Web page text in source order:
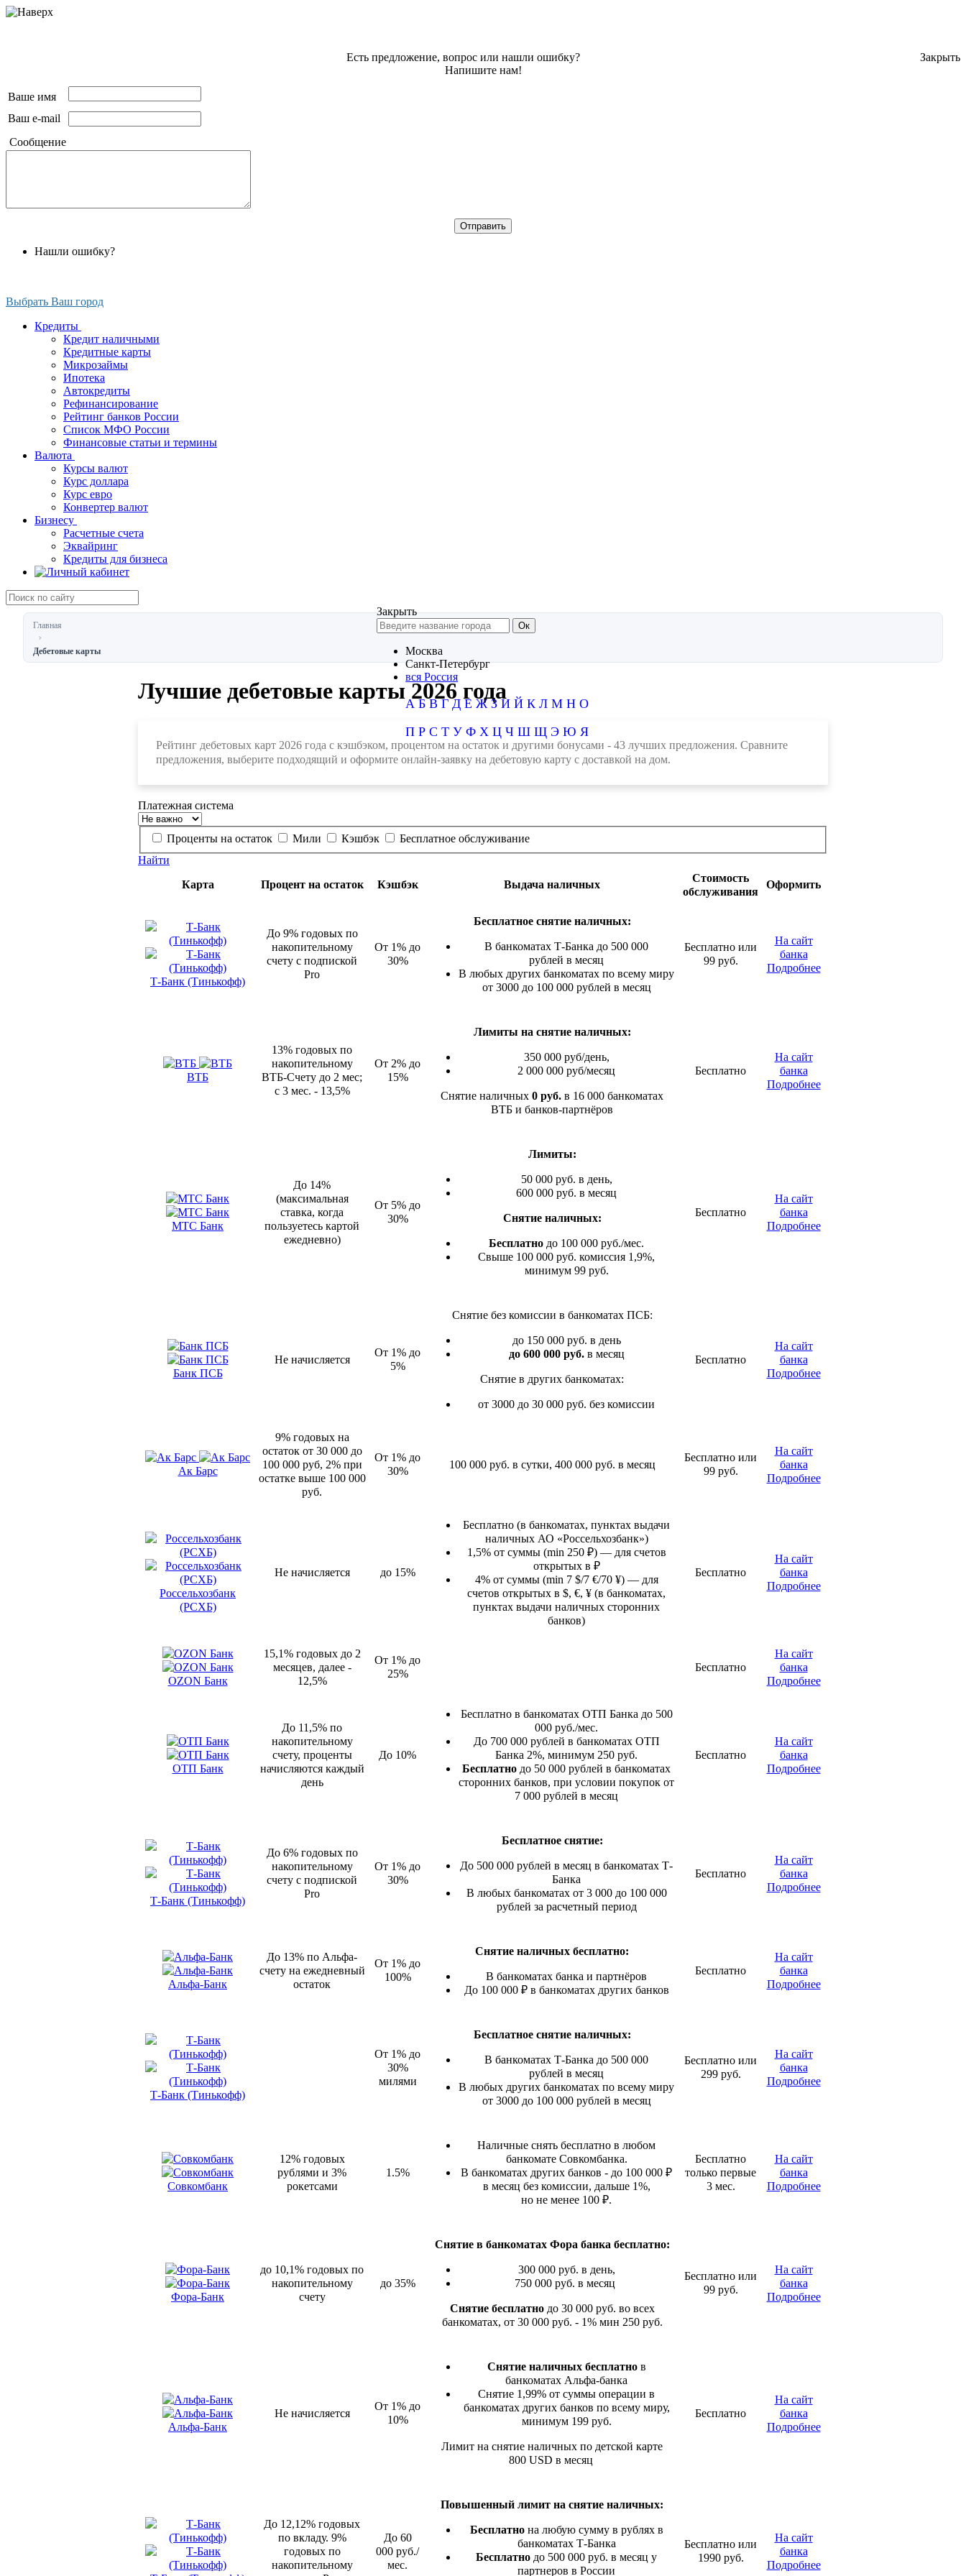
Закрыть
Есть предложение, вопрос или нашли ошибку?
Напишите нам!
Ваше имя
Ваш e-mail
Сообщение
Нашли ошибку?
Выбрать Ваш город
Кредиты
Кредит наличными
Кредитные карты
Микрозаймы
Ипотека
Автокредиты
Рефинансирование
Рейтинг банков России
Список МФО России
Финансовые статьи и термины
Валюта
Курсы валют
Курс доллара
Курс евро
Конвертер валют
Бизнесу
Расчетные счета
Эквайринг
Кредиты для бизнеса
Закрыть
Москва
Санкт-Петербург
вся Россия
А Б В Г Д Е Ж З И Й К Л М Н О
П Р С Т У Ф Х Ц Ч Ш Щ Э Ю Я
Главная
Дебетовые карты
Лучшие дебетовые карты 2026 года
Рейтинг дебетовых карт 2026 года с кэшбэком, процентом на остаток и другими бонусами - 43 лучших предложения. Сравните
предложения, выберите подходящий и оформите онлайн-заявку на дебетовую карту с доставкой на дом.
Платежная система
Проценты на остаток Мили Кэшбэк
Бесплатное обслуживание
Найти
Карта
Процент на остаток Кэшбэк Выдача наличных
Стоимость
обслуживания
Оформить
Т-Банк (Тинькофф)
До 9% годовых по
накопительному
счету с подпиской
Pro
От 1% до
30%
Бесплатное снятие наличных:
В банкоматах Т-Банка до 500 000
рублей в месяц
В любых других банкоматах по всему миру
от 3000 до 100 000 рублей в месяц
Бесплатно или
99 руб.
На сайт
банка
Подробнее
ВТБ
13% годовых по
накопительному
ВТБ-Счету до 2 мес;
с 3 мес. - 13,5%
От 2% до
15%
Лимиты на снятие наличных:
350 000 руб/день,
2 000 000 руб/месяц
Снятие наличных 0 руб. в 16 000 банкоматах
ВТБ и банков-партнёров
Бесплатно
На сайт
банка
Подробнее
МТС Банк
До 14%
(максимальная
ставка, когда
пользуетесь картой
ежедневно)
От 5% до
30%
Лимиты:
50 000 руб. в день,
600 000 руб. в месяц
Снятие наличных:
Бесплатно до 100 000 руб./мес.
Свыше 100 000 руб. комиссия 1,9%,
минимум 99 руб.
Бесплатно
На сайт
банка
Подробнее
Банк ПСБ
Не начисляется
От 1% до
5%
Снятие без комиссии в банкоматах ПСБ:
до 150 000 руб. в день
до 600 000 руб.в месяц
Снятие в других банкоматах:
от 3000 до 30 000 руб. без комиссии
Бесплатно
На сайт
банка
Подробнее
Ак Барс
9% годовых на
остаток от 30 000 до
100 000 руб, 2% при
остатке выше 100 000
руб.
От 1% до
30%
100 000 руб. в сутки, 400 000 руб. в месяц
Бесплатно или
99 руб.
На сайт
банка
Подробнее
Россельхозбанк
(РСХБ)
Не начисляется до 15%
Бесплатно (в банкоматах, пунктах выдачи
наличных АО «Россельхозбанк»)
1,5% от суммы (min 250 ₽) — для счетов
открытых в ₽
4% от суммы (min 7 $/7 €/70 ¥) — для
счетов открытых в $, €, ¥ (в банкоматах,
пунктах выдачи наличных сторонних
банков)
Бесплатно
На сайт
банка
Подробнее
OZON Банк
15,1% годовых до 2
месяцев, далее -
12,5%
От 1% до
25%
Бесплатно
На сайт
банка
Подробнее
ОТП Банк
До 11,5% по
накопительному
счету, проценты
начисляются каждый
день
До 10%
Бесплатно в банкоматах ОТП Банка до 500
000 руб./мес.
До 700 000 рублей в банкоматах ОТП
Банка 2%, минимум 250 руб.
Бесплатно до 50 000 рублей в банкоматах
сторонних банков, при условии покупок от
7 000 рублей в месяц
Бесплатно
На сайт
банка
Подробнее
Т-Банк (Тинькофф)
До 6% годовых по
накопительному
счету с подпиской
Pro
От 1% до
30%
Бесплатное снятие:
До 500 000 рублей в месяц в банкоматах Т-
Банка
В любых банкоматах от 3 000 до 100 000
рублей за расчетный период
Бесплатно
На сайт
банка
Подробнее
Альфа-Банк
До 13% по Альфа-
счету на ежедневный
остаток
От 1% до
100%
Снятие наличных бесплатно:
В банкоматах банка и партнёров
До 100 000 ₽ в банкоматах других банков
Бесплатно
На сайт
банка
Подробнее
Т-Банк (Тинькофф)
От 1% до
30%
милями
Бесплатное снятие наличных:
В банкоматах Т-Банка до 500 000
рублей в месяц
В любых других банкоматах по всему миру
от 3000 до 100 000 рублей в месяц
Бесплатно или
299 руб.
На сайт
банка
Подробнее
Совкомбанк
12% годовых
рублями и 3%
рокетсами
1.5%
Наличные снять бесплатно в любом
банкомате Совкомбанка.
В банкоматах других банков - до 100 000 ₽
в месяц без комиссии, дальше 1%,
но не менее 100 ₽.
Бесплатно
только первые
3 мес.
На сайт
банка
Подробнее
Фора-Банк
до 10,1% годовых по
накопительному
счету
до 35%
Снятие в банкоматах Фора банка бесплатно:
300 000 руб. в день,
750 000 руб. в месяц
Снятие бесплатнодо 30 000 руб. во всех
банкоматах, от 30 000 руб. - 1% мин 250 руб.
Бесплатно или
99 руб.
На сайт
банка
Подробнее
Альфа-Банк
Не начисляется
От 1% до
10%
Снятие наличных бесплатнов
банкоматах Альфа-банка
Снятие 1,99% от суммы операции в
банкоматах других банков по всему миру,
минимум 199 руб.
Лимит на снятие наличных по детской карте
800 USD в месяц
Бесплатно
На сайт
банка
Подробнее
До 12,12% годовых
по вкладу. 9%
годовых по
накопительному
До 60
000 руб./
мес.
Повышенный лимит на снятие наличных:
Бесплатнона любую сумму в рублях в
банкоматах Т-Банка
Бесплатно до 500 000 руб. в месяц у
партнеров в России
Бесплатно или
1990 руб.
На сайт
банка
Подробнее